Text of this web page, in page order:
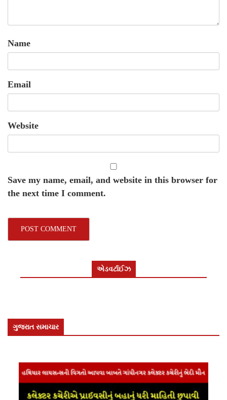
Name
Email
Website
Save my name, email, and website in this browser for
the next time I comment.
એડવર્ટાઈઝ
ગુજરાત સમાચાર